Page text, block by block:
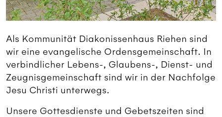
Als Kommunität Diakonissenhaus Riehen sind
wir eine evangelische Ordensgemeinschaft. In
verbindlicher Lebens-, Glaubens-, Dienst- und
Zeugnisgemeinschaft sind wir in der Nachfolge
Jesu Christi unterwegs.
Unsere Gottesdienste und Gebetszeiten sind